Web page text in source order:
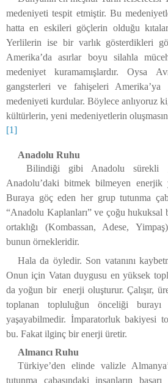
medeniyeti tespit etmiştir. Bu
hatta en eskileri göçlerin olduğu
Yerlilerin ise bir varlık gösterdikleri
Amerika’da asırlar boyu silahla
medeniyet kuramamışlardır. Oysa
gangsterleri ve fahişeleri
medeniyeti kurdular. Böylece anlıyoruz
kültürlerin, yeni medeniyetlerin
[1]
Anadolu Ruhu
Bilindiği gibi Anadolu sürekli
Anadolu’daki bitmek bilmeyen enerjik
Buraya göç eden her grup tutunma
“Anadolu Kaplanları” ve çoğu hukuksal
ortaklığı (Kombassan, Adese,
bunun örnekleridir.
Hala da öyledir. Son vatanını
Onun için Vatan duygusu en yüksek
da yoğun bir enerji oluşturur. Çalışır,
toplanan topluluğun önceliği
yaşayabilmedir. İmparatorluk bakiyesi
bu. Fakat ilginç bir enerji üretir.
Almancı Ruhu
Türkiye’den elinde valizle
tutunma çabasındaki insanların